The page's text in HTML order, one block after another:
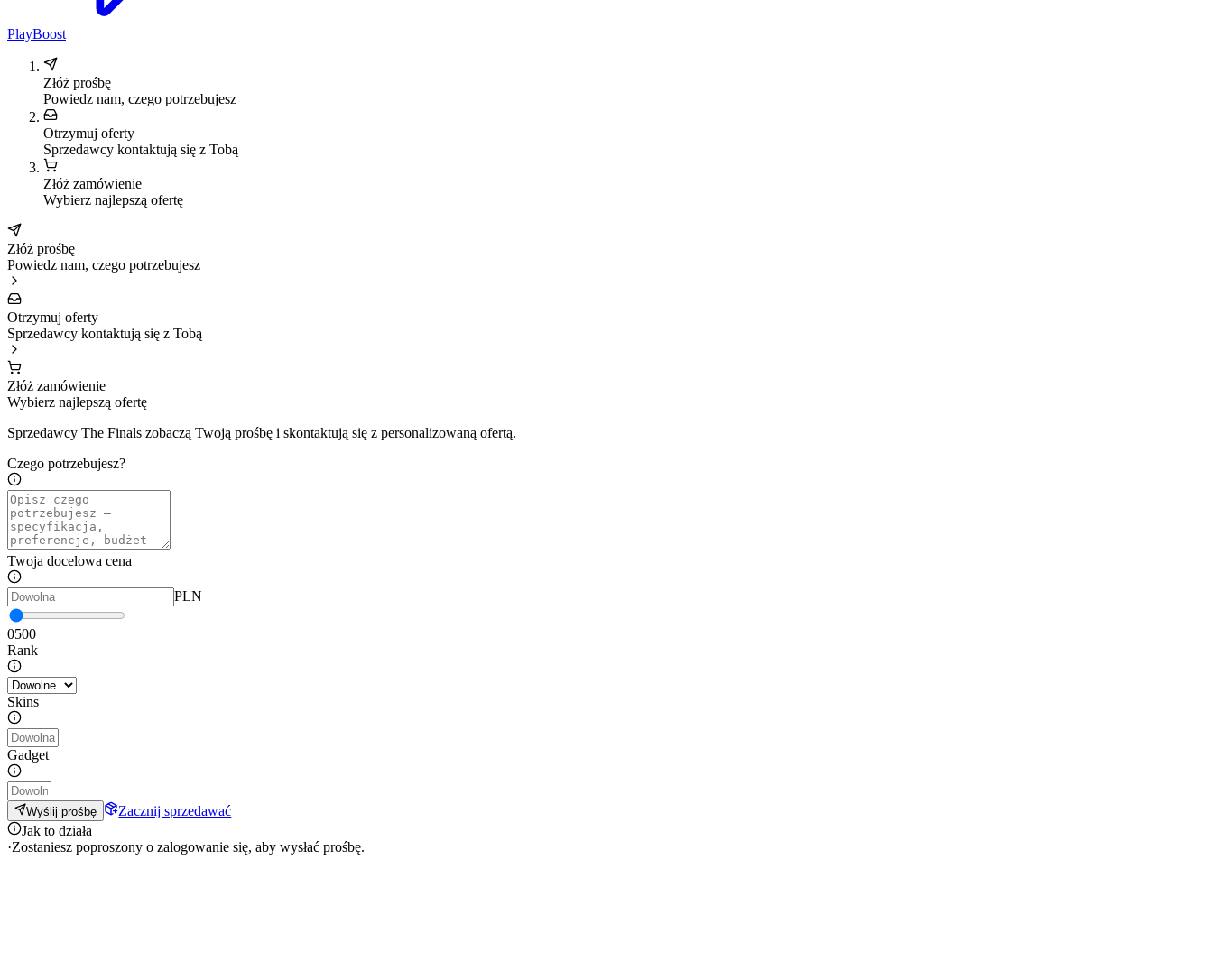
PlayBoost
Złóż prośbę
Powiedz nam, czego potrzebujesz
Otrzymuj oferty
Sprzedawcy kontaktują się z Tobą
Złóż zamówienie
Wybierz najlepszą ofertę
Złóż prośbę
Powiedz nam, czego potrzebujesz
Otrzymuj oferty
Sprzedawcy kontaktują się z Tobą
Złóż zamówienie
Wybierz najlepszą ofertę
Sprzedawcy The Finals zobaczą Twoją prośbę i skontaktują się z personalizowaną ofertą.
Czego potrzebujesz?
Twoja docelowa cena
PLN
0500
Rank
Skins
Gadget
Wyślij prośbę
Zacznij sprzedawać
Jak to działa
·Zostaniesz poproszony o zalogowanie się, aby wysłać prośbę.